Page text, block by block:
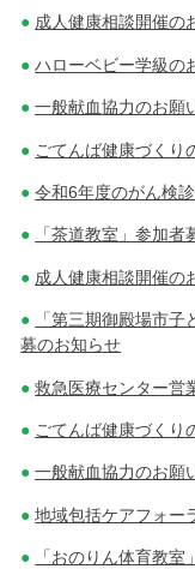
成人健康相談開催の
ハローベビー学級の
一般献血協力のお願
ごてんば健康づくり
令和6年度のがん検
「茶道教室」参加
成人健康相談開催の
「第三期御殿場市
募のお知らせ
救急医療センター営
ごてんば健康づくり
一般献血協力のお願
地域包括ケアフォー
「おのりん体育教